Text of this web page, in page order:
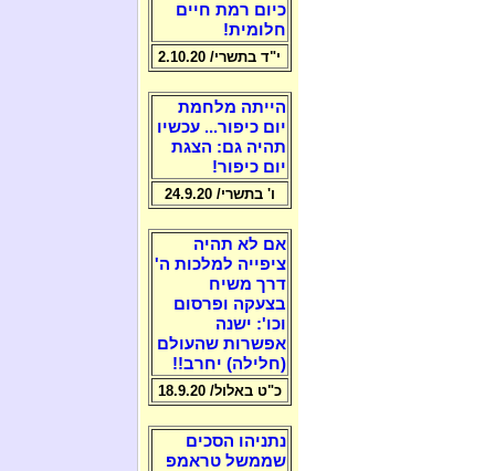
כיום רמת חיים
חלומית!
י"ד בתשרי/ 2.10.20
הייתה מלחמת
יום כיפור... עכשיו
תהיה גם: הצגת
יום כיפור!
ו' בתשרי/ 24.9.20
אם לא תהיה
ציפייה למלכות ה'
דרך משיח
בצעקה ופרסום
וכו': ישנה
אפשרות שהעולם
(חלילה) יחרב!!
כ"ט באלול/ 18.9.20
נתניהו הסכים
שממשל טראמפ